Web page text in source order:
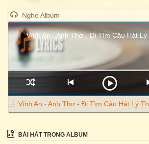
Nghe Album
Vĩnh An - Anh Thơ - Đi Tìm Câu Hát
Vĩnh An - Anh Thơ - Đi Tìm Câu Hát Lý
BÀI HÁT TRONG ALBUM